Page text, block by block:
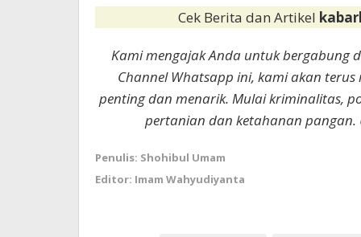
Cek Berita dan Artikel
Kami mengajak Anda untuk bergabung
Channel Whatsapp ini, kami akan
penting dan menarik. Mulai kriminalitas,
pertanian dan ketahanan
Penulis: Shohibul Umam
Editor: Imam Wahyudiyanta